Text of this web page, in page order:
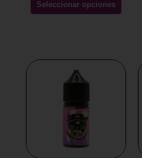
Seleccionar opciones
producto
múltiples
variantes.
Las
opciones